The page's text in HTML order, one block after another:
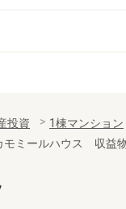
投資 1棟マンション
モミールハウス 収益